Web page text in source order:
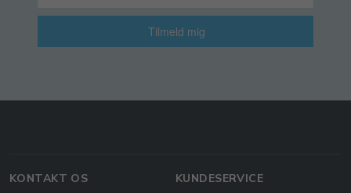
Tilmeld mig
KONTAKT OS KUNDESERVICE